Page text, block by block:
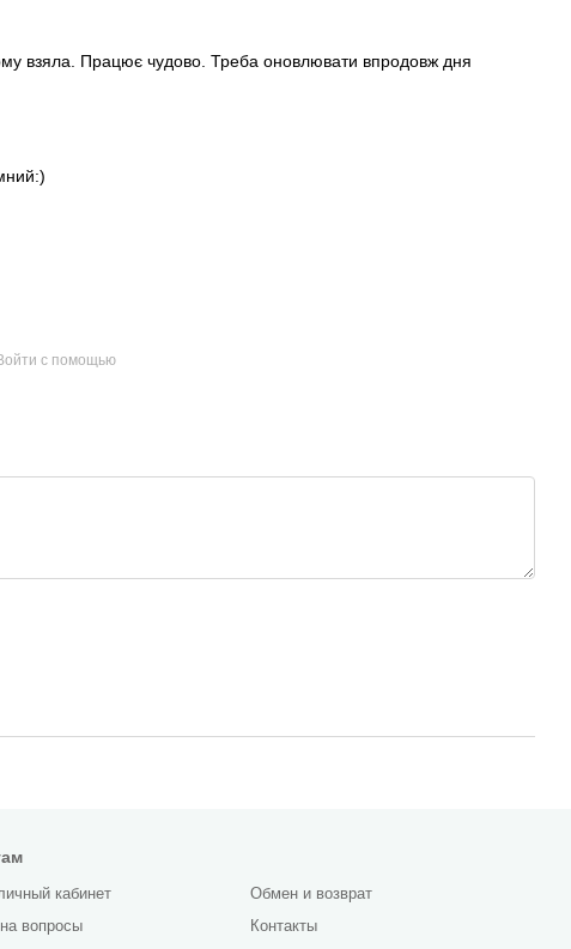
взяла. Працює чудово. Треба оновлювати впродовж дня
с помощью
кабинет
вопросы
Обмен и возврат
Контакты